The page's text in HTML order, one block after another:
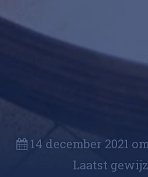
14 december 2021
Laatst